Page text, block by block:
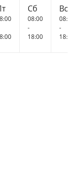
Сб
08:00
-
18:00
Вс
08:00
-
18:00